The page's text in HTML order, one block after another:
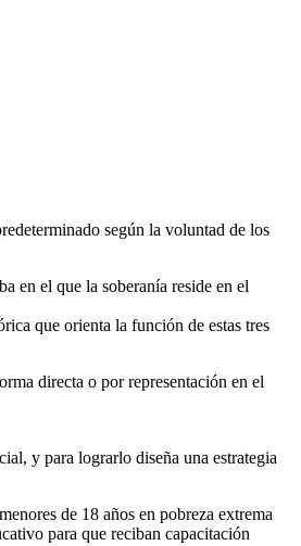
según la voluntad de los
en el que la soberanía reside en el
que orienta la función de estas tres
directa o por representación en el
y para lograrlo diseña una estrategia
de 18 años en pobreza extrema
para que reciban capacitación